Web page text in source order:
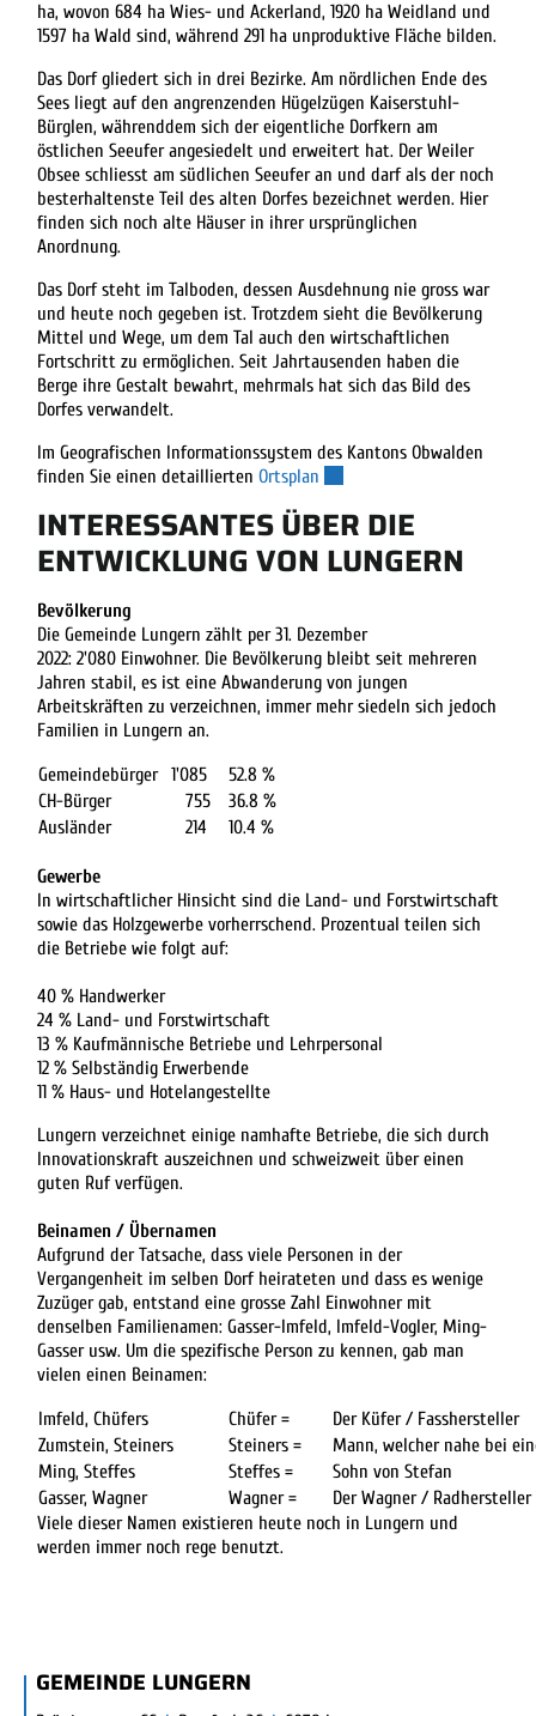
ha, wovon 684 ha Wies- und Ackerland, 1920 ha Weidland und
1597 ha Wald sind, während 291 ha unproduktive Fläche bilden.
Das Dorf gliedert sich in drei Bezirke. Am nördlichen Ende des
Sees liegt auf den angrenzenden Hügelzügen Kaiserstuhl-
Bürglen, währenddem sich der eigentliche Dorfkern am
östlichen Seeufer angesiedelt und erweitert hat. Der Weiler
Obsee schliesst am südlichen Seeufer an und darf als der noch
besterhaltenste Teil des alten Dorfes bezeichnet werden. Hier
finden sich noch alte Häuser in ihrer ursprünglichen
Anordnung.
Das Dorf steht im Talboden, dessen Ausdehnung nie gross war
und heute noch gegeben ist. Trotzdem sieht die Bevölkerung
Mittel und Wege, um dem Tal auch den wirtschaftlichen
Fortschritt zu ermöglichen. Seit Jahrtausenden haben die
Berge ihre Gestalt bewahrt, mehrmals hat sich das Bild des
Dorfes verwandelt.
Im Geografischen Informationssystem des Kantons Obwalden
finden Sie einen detaillierten Ortsplan
INTERESSANTES ÜBER DIE
ENTWICKLUNG VON LUNGERN
Bevölkerung
Die Gemeinde Lungern zählt per 31. Dezember
2022: 2'080 Einwohner. Die Bevölkerung bleibt seit mehreren
Jahren stabil, es ist eine Abwanderung von jungen
Arbeitskräften zu verzeichnen, immer mehr siedeln sich jedoch
Familien in Lungern an.
Gemeindebürger 1'085
52.8 %
CH-Bürger
755
36.8 %
Ausländer
214 10.4 %
Gewerbe
In wirtschaftlicher Hinsicht sind die Land- und Forstwirtschaft
sowie das Holzgewerbe vorherr­schend. Prozentual teilen sich
die Betriebe wie folgt auf:
40 % Handwerker
24 % Land- und Forstwirtschaft
13 % Kaufmännische Betriebe und Lehrpersonal
12 % Selbständig Erwerbende
11 % Haus- und Hotelangestellte
Lungern verzeichnet einige namhafte Betriebe, die sich durch
Innovationskraft auszeichnen und schweizweit über einen
guten Ruf verfügen.
Beinamen / Übernamen
Aufgrund der Tatsache, dass viele Personen in der
Vergangenheit im selben Dorf heirateten und dass es wenige
Zuzüger gab, entstand eine grosse Zahl Einwohner mit
denselben Familienamen: Gasser-Imfeld, Imfeld-Vogler, Ming-
Gasser usw. Um die spezifische Person zu kennen, gab man
vielen einen Beinamen:
Imfeld, Chüfers Chüfer =
Der Küfer / Fasshersteller
Zumstein, Steiners
Steiners =
Mann, welcher nahe bei
Ming, Steffes
Steffes =
Sohn von Stefan
Gasser, Wagner
Wagner =
Der Wagner / Radhersteller
Viele dieser Namen existieren heute noch in Lungern und
werden immer noch rege benutzt.
GEMEINDE LUNGERN